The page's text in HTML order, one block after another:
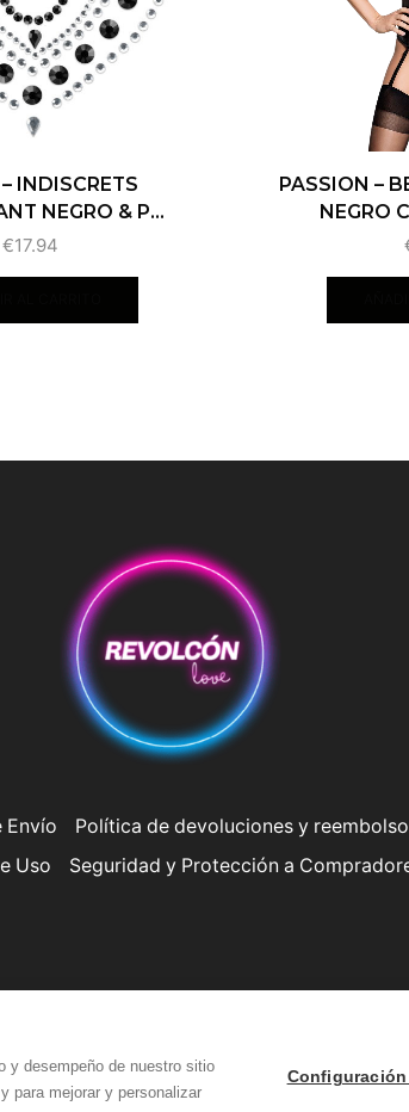
INDISCRETS
NEGRO & P...
€17.94
PASSION –
NEGRO
Envío Política de devoluciones y
Uso
Seguridad y Protección a
Copyright © Revolcón Love
y desempeño de nuestro sitio
para mejorar y personalizar